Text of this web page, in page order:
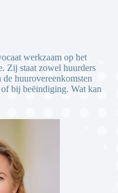
werkzaam op het
Zij staat zowel huurders
huurovereenkomsten
bij beëindiging. Wat kan